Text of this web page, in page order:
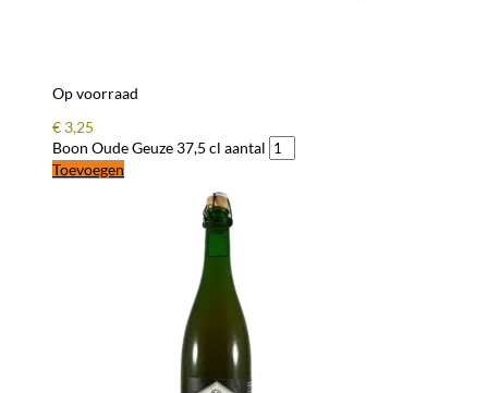
Op voorraad
€ 3,25
Boon Oude Geuze 37,5 cl aantal
Toevoegen